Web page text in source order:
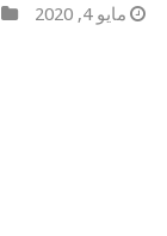
مايو 4, 2020